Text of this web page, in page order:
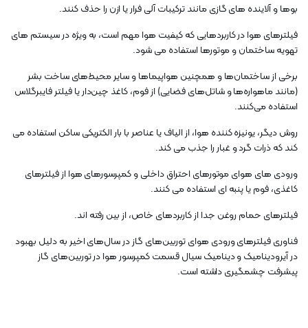
بوها و آلاینده های گازی مانند ترکیبات آلی فرار یا ازن را حذف کنند.
فیلترهای هوا در کاربردهایی که کیفیت هوا مهم است، به ویژه در سیستم های
تهویه ساختمان و موتورها استفاده می شود.
برخی از ساختمان‌ها و همچنین هواپیماها و سایر محیط‌های ساخت بشر
(مانند ماهواره‌ها و شاتل‌های فضایی) از فوم، کاغذ چین‌دار یا فیلتر فایبرگلاس
استفاده می‌کنند.
روش دیگر، یونیزه کننده هوا، از الیاف یا عناصر با بار الکتریکی ساکن استفاده می
کند که ذرات گرد و غبار را جذب می کند.
ورودی های هوای موتورهای احتراق داخلی و کمپرسورهای هوا از فیلترهای
کاغذی، فوم یا پنبه ای استفاده می کنند.
فیلترهای حمام روغن جدا از کاربردهای خاص، از بین رفته اند.
فناوری فیلترهای ورودی هوای توربین‌های گاز در سال‌های اخیر به دلیل بهبود
در آیرودینامیک و دینامیک سیال قسمت کمپرسور هوا در توربین‌های گاز
پیشرفت چشمگیری داشته است.